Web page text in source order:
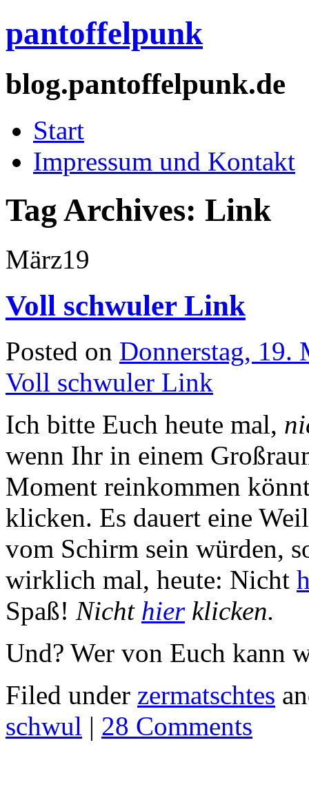
pantoffelpunk
blog.pantoffelpunk.de
Start
Impressum und Kontakt
Tag Archives: Link
März19
Voll schwuler Link
Posted on Donnerstag, 19.
Voll schwuler Link
Ich bitte Euch heute mal,
wenn Ihr in einem
Moment reinkommen
klicken. Es dauert eine
vom Schirm sein würden,
wirklich mal, heute: Nicht
Spaß! Nicht hierklicken.
Und? Wer von Euch kann
Filed under zermatschtes
schwul | 28 Comments